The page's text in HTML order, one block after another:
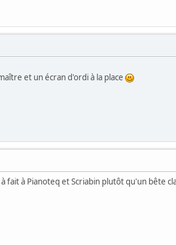
et un écran d'ordi à la place
fait à Pianoteq et Scriabin plutôt qu'un bête